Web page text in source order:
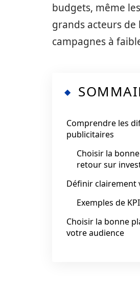
budgets, même
grands acteurs
campagnes à
Comprendre les
publicitaires
Choisir la
retour sur
Définir clairement
Exemples de
Choisir la bonne
votre audience